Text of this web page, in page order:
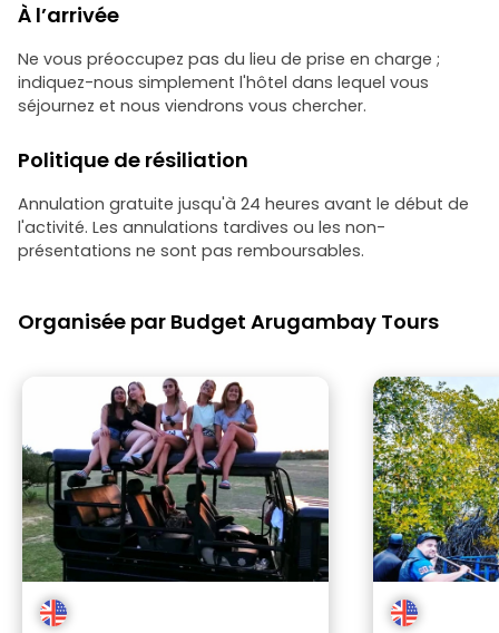
À l’arrivée
Ne vous préoccupez pas du lieu de prise en charge ;
indiquez-nous simplement l'hôtel dans lequel vous
séjournez et nous viendrons vous chercher.
Politique de résiliation
Annulation gratuite jusqu'à 24 heures avant le début de
l'activité. Les annulations tardives ou les non-
présentations ne sont pas remboursables.
Organisée par Budget Arugambay Tours